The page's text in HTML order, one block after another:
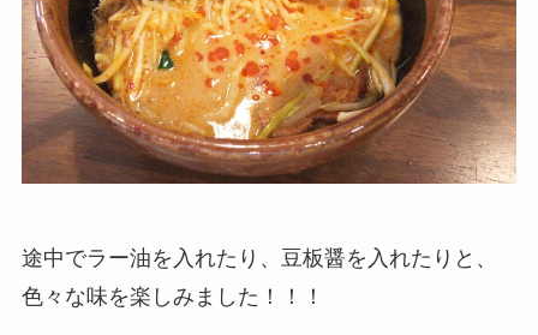
途中でラー油を入れたり、豆板醤を入れたりと、
色々な味を楽しみました！！！